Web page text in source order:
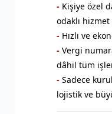
- Kişiye özel
odaklı hizmet
- Hızlı ve
- Vergi
dâhil tüm
- Sadece
lojistik ve